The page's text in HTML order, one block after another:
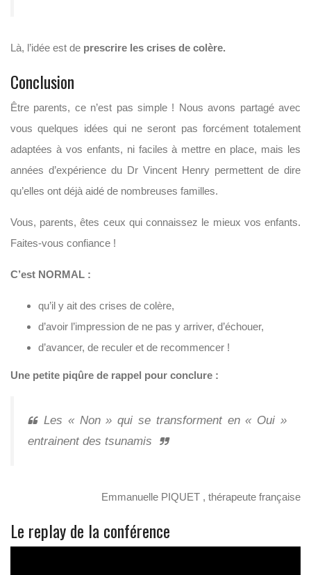
Là, l’idée est de prescrire les crises de colère.
Conclusion
Être parents, ce n’est pas simple ! Nous avons partagé avec
vous quelques idées qui ne seront pas forcément totalement
adaptées à vos enfants, ni faciles à mettre en place, mais les
années d’expérience du Dr Vincent Henry permettent de dire
qu’elles ont déjà aidé de nombreuses familles.
Vous, parents, êtes ceux qui connaissez le mieux vos enfants.
Faites-vous confiance !
C’est NORMAL :
qu’il y ait des crises de colère,
d’avoir l’impression de ne pas y arriver, d’échouer,
d’avancer, de reculer et de recommencer !
Une petite piqûre de rappel pour conclure :
Les « Non » qui se transforment en « Oui »
entrainent des tsunamis
Emmanuelle PIQUET , thérapeute française
Le replay de la conférence